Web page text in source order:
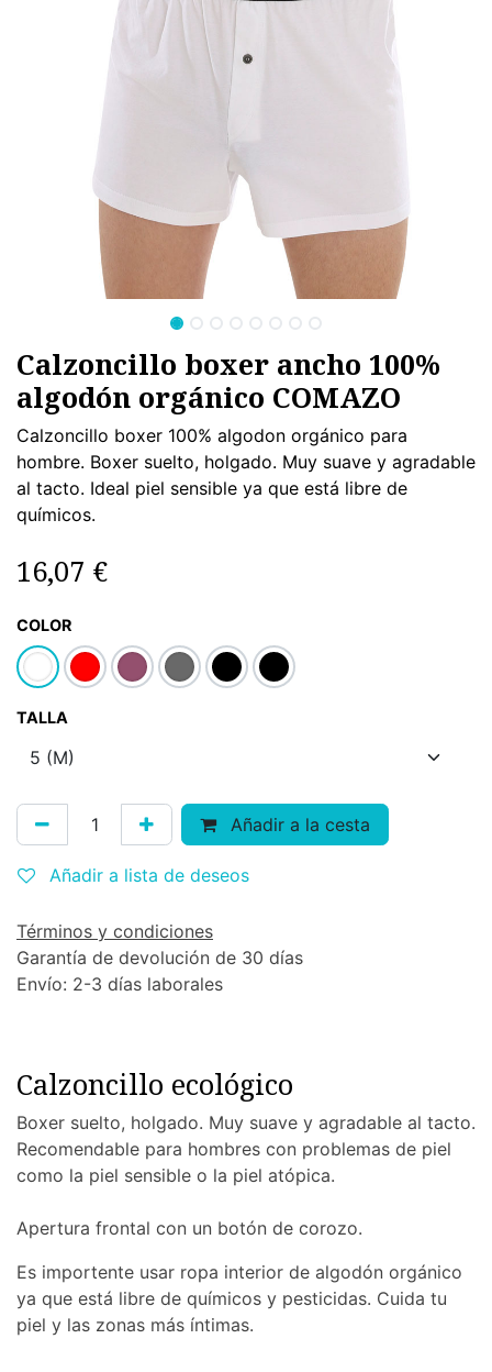
Calzoncillo boxer ancho 100%
algodón orgánico COMAZO
Calzoncillo boxer 100% algodon orgánico para
hombre. Boxer suelto, holgado. Muy suave y agradable
al tacto. Ideal piel sensible ya que está libre de
químicos.
16,07 €
COLOR
TALLA
Añadir a la cesta
Añadir a lista de deseos
Términos y condiciones
Garantía de devolución de 30 días
Envío: 2-3 días laborales
Calzoncillo ecológico
Boxer suelto, holgado. Muy suave y agradable al tacto.
Recomendable para hombres con problemas de piel
como la piel sensible o la piel atópica.
Apertura frontal con un botón de corozo.
Es importente usar ropa interior de algodón orgánico
ya que está libre de químicos y pesticidas. Cuida tu
piel y las zonas más íntimas.